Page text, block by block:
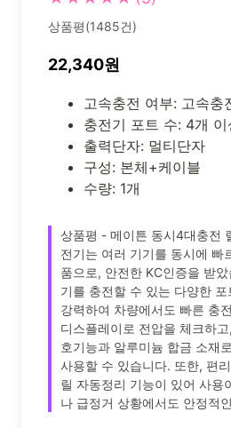
상품평(1485건)
22,340원
고속충전 여부: 고속충
충전기 포트 수: 4개 이
출력단자: 멀티단자
구성: 본체+케이블
수량: 1개
상품평 - 메이튼 동시4대충전
전기는 여러 기기를 동시에 빠
품으로, 안전한 KC인증을 받
기를 충전할 수 있는 다양한
강력하여 차량에서도 빠른 충
디스플레이로 전압을 체크하
호기능과 알루미늄 합금 소재
사용할 수 있습니다. 또한, 편
릴 자동정리 기능이 있어 사용
나 급정거 상황에서도 안정적